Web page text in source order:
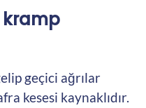
kramp
geçici ağrılar
kesesi kaynaklıdır.